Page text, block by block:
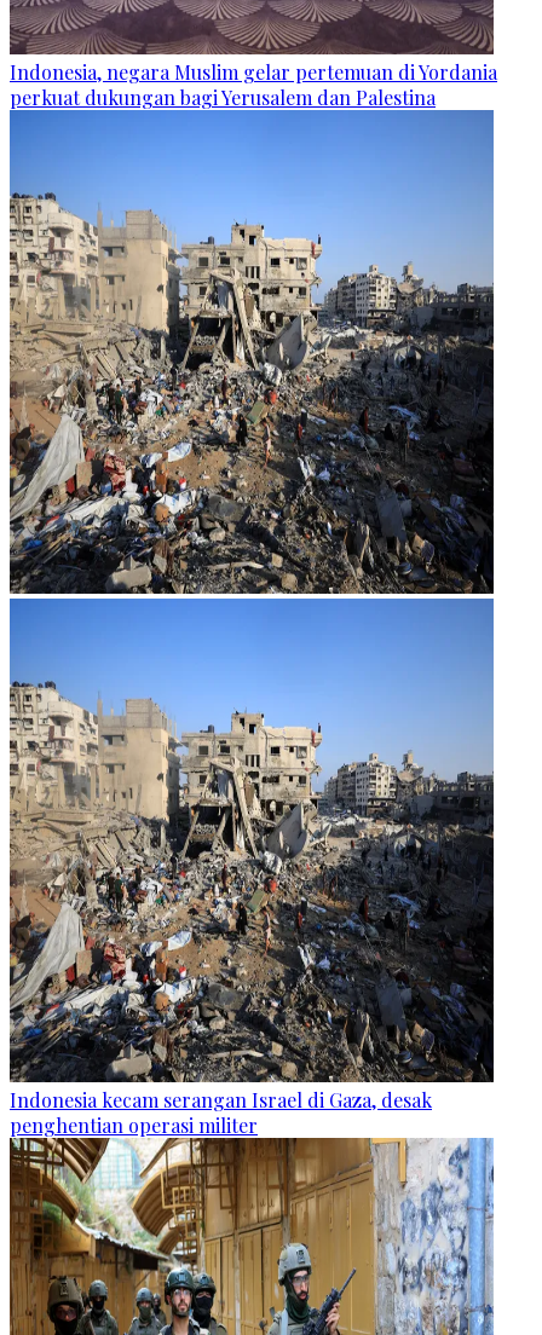
Indonesia, negara Muslim gelar pertemuan di Yordania
perkuat dukungan bagi Yerusalem dan Palestina
Indonesia kecam serangan Israel di Gaza, desak
penghentian operasi militer